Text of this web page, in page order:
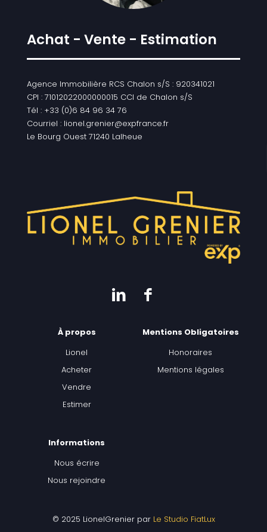
Achat - Vente - Estimation
Agence Immobilière RCS Chalon s/S : 920341021
CPI : 71012022000000015 CCI de Chalon s/S
Tél : +33 (0)6 84 96 34 76
Courriel : lionel.grenier@expfrance.fr
Le Bourg Ouest 71240 Lalheue
À propos
Lionel
Acheter
Vendre
Estimer
Mentions Obligatoires
Honoraires
Mentions légales
Informations
Nous écrire
Nous rejoindre
© 2025 LionelGrenier par Le Studio FiatLux